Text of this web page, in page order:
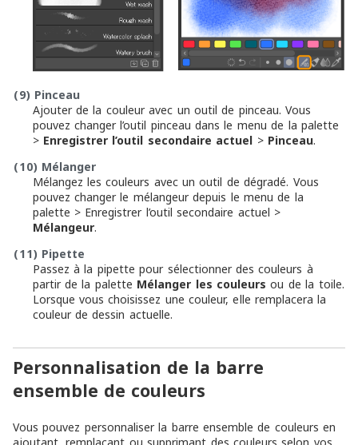
(9) Pinceau
Ajouter de la couleur avec un outil de pinceau. Vous
pouvez changer l’outil pinceau dans le menu de la palette
> Enregistrer l’outil secondaire actuel > Pinceau.
(10) Mélanger
Mélangez les couleurs avec un outil de dégradé. Vous
pouvez changer le mélangeur depuis le menu de la
palette > Enregistrer l’outil secondaire actuel >
Mélangeur.
(11) Pipette
Passez à la pipette pour sélectionner des couleurs à
partir de la palette Mélanger les couleurs ou de la toile.
Lorsque vous choisissez une couleur, elle remplacera la
couleur de dessin actuelle.
Personnalisation de la barre
ensemble de couleurs
Vous pouvez personnaliser la barre ensemble de couleurs en